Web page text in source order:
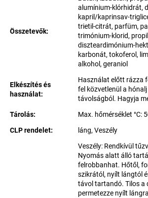
Összetevők:
alumínium-klórhidrát,
kapril/kaprinsav-
trietil-citrát, parfüm,
trimónium-klorid,
diszteardimónium-
karbonát, tokoferol,
alkohol, geraniol
Elkészítés és
használat:
Használat előtt rázza
fel közvetlenül a
távolságból. Hagyja
Tárolás:
Max. hőmérséklet °C:
CLP rendelet: láng, Veszély
Veszély: Rendkívül
Nyomás alatt álló
felrobbanhat. Hőtől,
szikrától, nyílt lángtól
távol tartandó. Tilos a
permetezze nyílt